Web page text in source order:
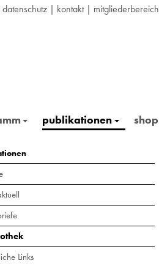
datenschutz | kontakt| mitgliederbereich
publikationen shop
Links